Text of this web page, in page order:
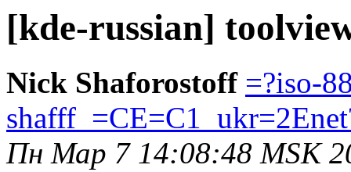
[kde-russian]
Nick Shaforostoff =?iso-
Пн Мар 7 14:08:48 MSK